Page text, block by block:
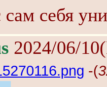
себя
2024/06/
-(